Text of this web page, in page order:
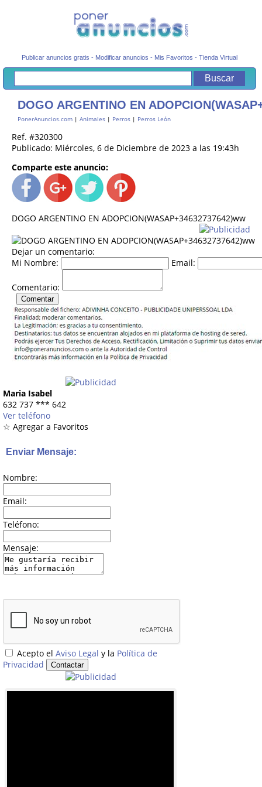
Publicar anuncios gratis - Modificar anuncios - Mis Favoritos -Tienda Virtual
DOGO ARGENTINO EN
PonerAnuncios.com | Animales | Perros | Perros León
Ref. #320300
Publicado: Miércoles, 6 de Diciembre de 2023 a las 19:43h
Comparte este anuncio:
DOGO ARGENTINO EN ADOPCION(WASAP+34632737642)ww
Dejar un comentario:
Mi Nombre:
Email:
Comentario:
Maria Isabel
632 737 *** 642
Ver teléfono
☆ Agregar a Favoritos
Enviar Mensaje:
Nombre:
Email:
Teléfono:
Mensaje:
Acepto el Aviso Legal y la Política de
Privacidad